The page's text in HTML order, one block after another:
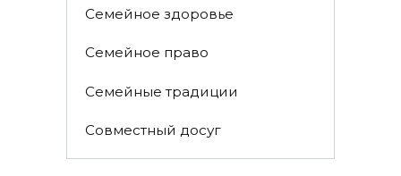
Семейное здоровье
Семейное право
Семейные традиции
Совместный досуг